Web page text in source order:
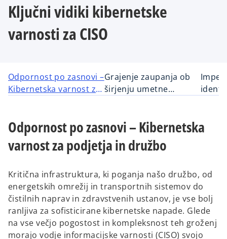
Ključni vidiki kibernetske
varnosti za CISO
Odpornost po zasnovi –
Kibernetska varnost za
Grajenje zaupanja ob
širjenju umetne
Odpornost po zasnovi – Kibernetska
varnost za podjetja in družbo
Kritična infrastruktura, ki poganja našo družbo, od
energetskih omrežij in transportnih sistemov do
čistilnih naprav in zdravstvenih ustanov, je vse bolj
ranljiva za sofisticirane kibernetske napade. Glede
na vse večjo pogostost in kompleksnost teh groženj
morajo vodje informacijske varnosti (CISO) svojo